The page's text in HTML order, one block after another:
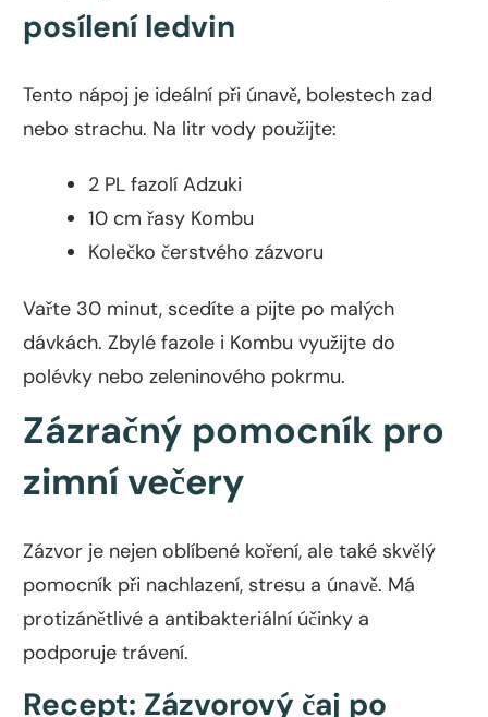
posílení ledvin
Tento nápoj je ideální při únavě, bolestech zad
nebo strachu. Na litr vody použijte:
2 PL fazolí Adzuki
10 cm řasy Kombu
Kolečko čerstvého zázvoru
Vařte 30 minut, scedíte a pijte po malých
dávkách. Zbylé fazole i Kombu využijte do
polévky nebo zeleninového pokrmu.
Zázračný pomocník pro
zimní večery
Zázvor je nejen oblíbené koření, ale také skvělý
pomocník při nachlazení, stresu a únavě. Má
protizánětlivé a antibakteriální účinky a
podporuje trávení.
Recept: Zázvorový čaj po